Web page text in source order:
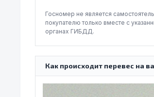
Госномер не является
покупателю только вместе с
органах ГИБДД.
Как происходит перевес на